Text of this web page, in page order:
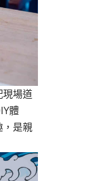
現場道
體
，是親